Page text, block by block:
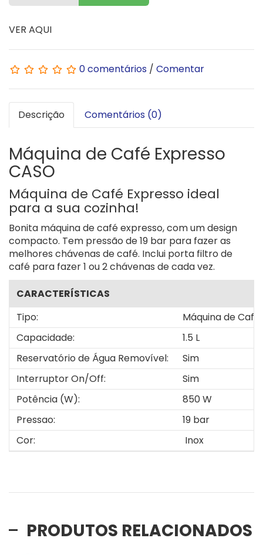
VER AQUI
0 comentários / Comentar
Descrição Comentários (0)
Máquina de Café Expresso
CASO
Máquina de Café Expresso ideal
para a sua cozinha!
Bonita máquina de café expresso, com um design
compacto. Tem pressão de 19 bar para fazer as
melhores chávenas de café. Inclui porta filtro de
café para fazer 1 ou 2 chávenas de cada vez.
CARACTERÍSTICAS
Tipo:
Máquina de Café
Capacidade:
1.5 L
Reservatório de Água Removível:
Sim
Interruptor On/Off:
Sim
Potência (W):
850 W
Pressao:
19 bar
Cor:
Inox
PRODUTOS RELACIONADOS